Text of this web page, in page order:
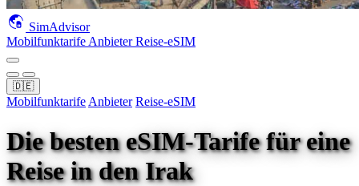
SimAdvisor
Mobilfunktarife AnbieterReise-eSIM
🇩🇪
Mobilfunktarife Anbieter Reise-eSIM
Die besten eSIM-Tarife für eine
Reisein den Irak